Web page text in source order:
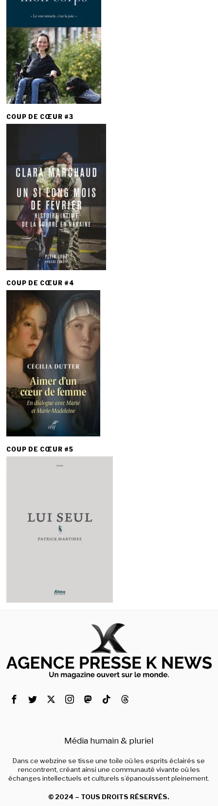
COUP DE CŒUR #3
COUP DE CŒUR #4
COUP DE CŒUR #5
Média humain & pluriel
Dans ce webzine se tisse une toile où les esprits éclairés se
rencontrent, créant ainsi une communauté vivante où les
échanges intellectuels et culturels s’épanouissent pleinement.
© 2024 – TOUS DROITS RÉSERVÉS.